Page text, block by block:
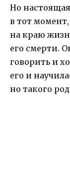
Но
в тот момент,
на краю
его смерти.
говорить и
его и
но такого